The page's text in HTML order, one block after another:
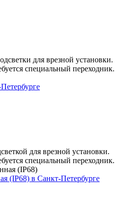
для врезной установки.
специальный переходник.
для врезной установки.
специальный переходник.
(IP68) в Санкт-Петербурге